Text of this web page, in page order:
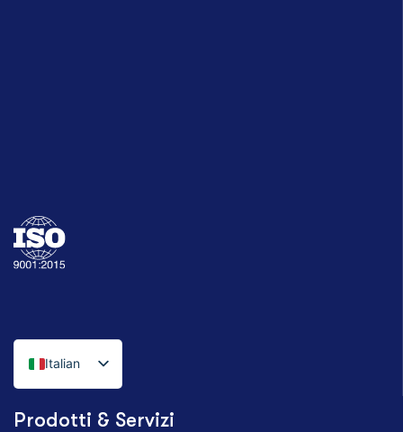
Italian
English
German
Prodotti & Servizi